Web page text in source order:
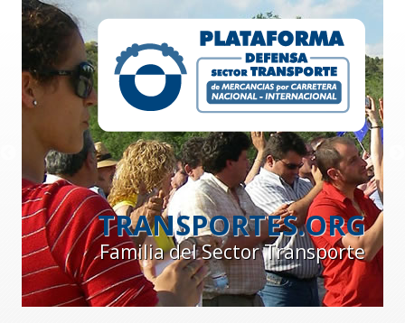
TRANSPORTES.ORG
Familia del Sector Transporte